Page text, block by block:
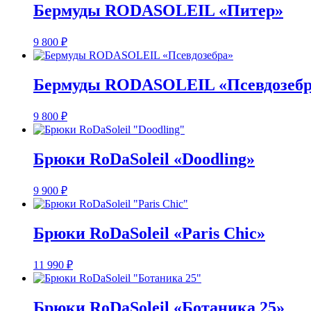
Бермуды RODASOLEIL «Питер»
9 800 ₽
Бермуды RODASOLEIL
9 800 ₽
Брюки RoDaSoleil «Doodling»
9 900 ₽
Брюки RoDaSoleil «Paris Chic»
11 990 ₽
Брюки RoDaSoleil «Ботаника 25»